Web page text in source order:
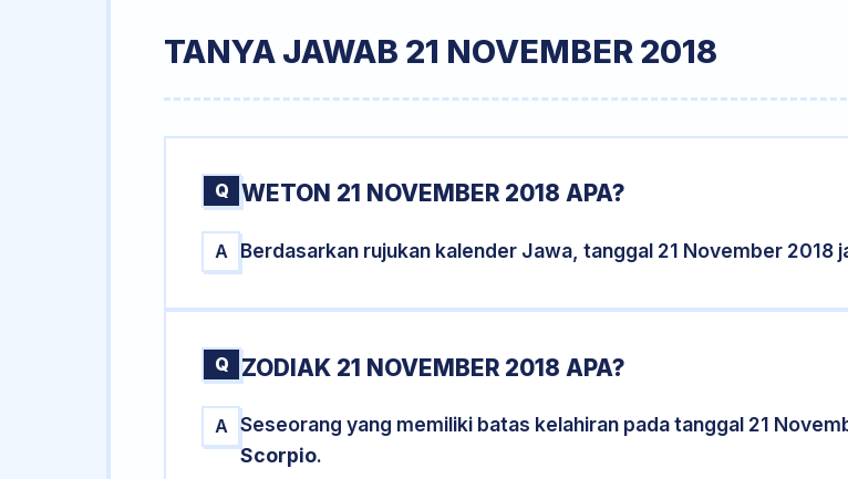
TANYA JAWAB 21 NOVEMBER 2018
Q WETON 21 NOVEMBER 2018 APA?
A Berdasarkan rujukan kalender Jawa, tanggal 21 November 2018
Q ZODIAK 21 NOVEMBER 2018 APA?
A Seseorang yang memiliki batas kelahiran pada tanggal 21
Scorpio.